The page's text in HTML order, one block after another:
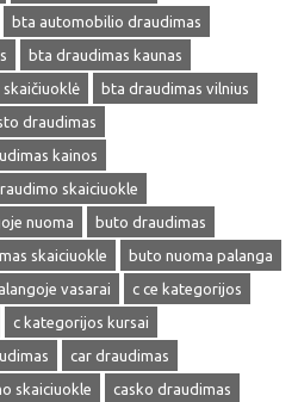
bta automobilio draudimas
bta draudimas kaunas
bta draudimas vilnius
draudimas
kainos
skaiciuokle
nuoma
buto draudimas
skaiciuokle
buto nuoma palanga
vasarai
c ce kategorijos
c kategorijos kursai
car draudimas
skaiciuokle
casko draudimas